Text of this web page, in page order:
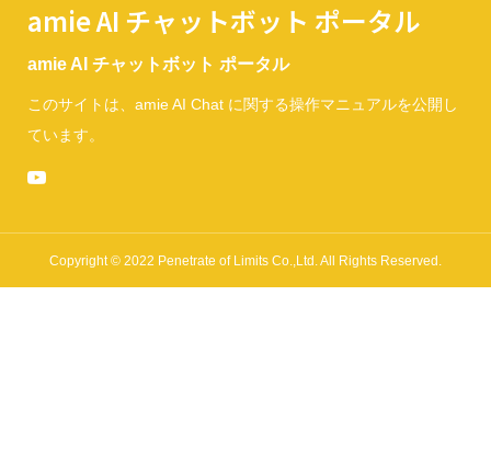
amie AI チャットボット ポータル
amie AI チャットボット ポータル
このサイトは、amie AI Chat に関する操作マニュアルを公開し
ています。
Copyright © 2022 Penetrate of Limits Co.,Ltd. All Rights Reserved.